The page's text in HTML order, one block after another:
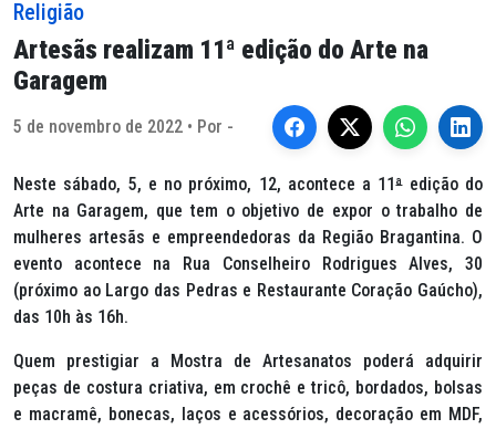
Religião
Artesãs realizam 11ª edição do Arte na
Garagem
5 de novembro de 2022 • Por -
Neste sábado, 5, e no próximo, 12, acontece a 11ªedição do
Arte na Garagem, que tem o objetivo de expor o trabalho de
mulheres artesãs e empreendedoras da Região Bragantina. O
evento acontece na Rua Conselheiro Rodrigues Alves, 30
(próximo ao Largo das Pedras e Restaurante Coração Gaúcho),
das 10h às 16h.
Quem prestigiar a Mostra de Artesanatos poderá adquirir
peças de costura criativa, em crochê e tricô, bordados, bolsas
e macramê, bonecas, laços e acessórios, decoração em MDF,